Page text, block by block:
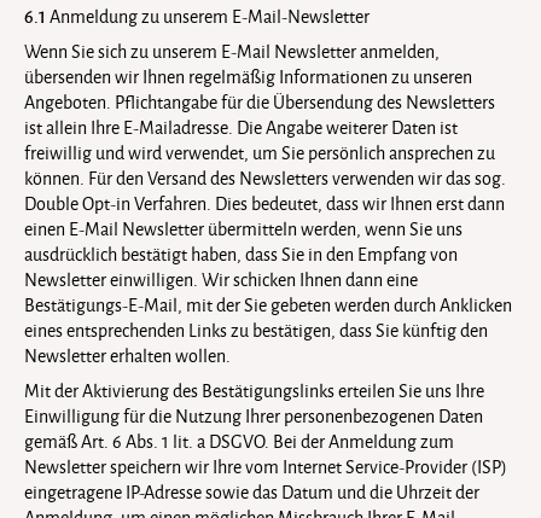
6.1 Anmeldung zu unserem E-Mail-Newsletter
Wenn Sie sich zu unserem E-Mail Newsletter anmelden,
übersenden wir Ihnen regelmäßig Informationen zu unseren
Angeboten. Pflichtangabe für die Übersendung des Newsletters
ist allein Ihre E-Mailadresse. Die Angabe weiterer Daten ist
freiwillig und wird verwendet, um Sie persönlich ansprechen zu
können. Für den Versand des Newsletters verwenden wir das sog.
Double Opt-in Verfahren. Dies bedeutet, dass wir Ihnen erst dann
einen E-Mail Newsletter übermitteln werden, wenn Sie uns
ausdrücklich bestätigt haben, dass Sie in den Empfang von
Newsletter einwilligen. Wir schicken Ihnen dann eine
Bestätigungs-E-Mail, mit der Sie gebeten werden durch Anklicken
eines entsprechenden Links zu bestätigen, dass Sie künftig den
Newsletter erhalten wollen.
Mit der Aktivierung des Bestätigungslinks erteilen Sie uns Ihre
Einwilligung für die Nutzung Ihrer personenbezogenen Daten
gemäß Art. 6 Abs. 1 lit. a DSGVO. Bei der Anmeldung zum
Newsletter speichern wir Ihre vom Internet Service-Provider (ISP)
eingetragene IP-Adresse sowie das Datum und die Uhrzeit der